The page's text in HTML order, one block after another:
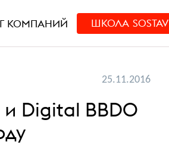
КОМПАНИЙ ШКОЛА SOSTAV
25.11.2016
Digital BBDO